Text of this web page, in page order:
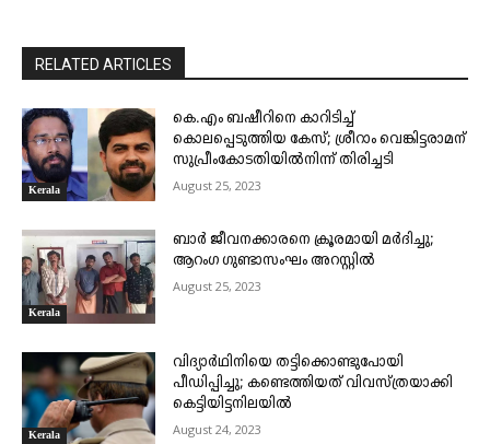
RELATED ARTICLES
Kerala
കെ.എം ബഷീറിനെ കാറിടിച്ച്
കൊലപ്പെടുത്തിയ കേസ്; ശ്രീറാം വെങ്കിട്ടരാമന്
സുപ്രീംകോടതിയിൽനിന്ന് തിരിച്ചടി
August 25, 2023
Kerala
ബാർ ജീവനക്കാരനെ ക്രൂരമായി മർദിച്ചു;
ആറംഗ ഗുണ്ടാസംഘം അറസ്റ്റിൽ
August 25, 2023
Kerala
വിദ്യാർഥിനിയെ തട്ടിക്കൊണ്ടുപോയി
പീഡിപ്പിച്ചു; കണ്ടെത്തിയത് വിവസ്ത്രയാക്കി
കെട്ടിയിട്ടനിലയിൽ
August 24, 2023